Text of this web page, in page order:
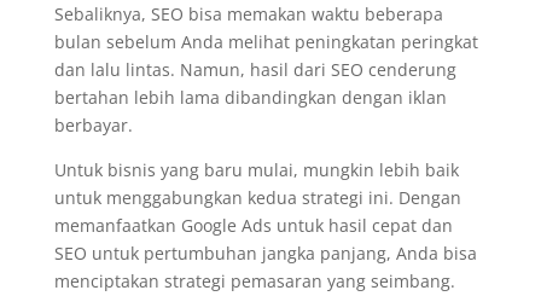
Sebaliknya, SEO bisa memakan waktu beberapa
bulan sebelum Anda melihat peningkatan peringkat
dan lalu lintas. Namun, hasil dari SEO cenderung
bertahan lebih lama dibandingkan dengan iklan
berbayar.
Untuk bisnis yang baru mulai, mungkin lebih baik
untuk menggabungkan kedua strategi ini. Dengan
memanfaatkan Google Ads untuk hasil cepat dan
SEO untuk pertumbuhan jangka panjang, Anda bisa
menciptakan strategi pemasaran yang seimbang.